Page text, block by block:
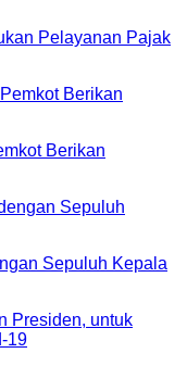
Pelayanan Pajak
Berikan
Sepuluh Kepala